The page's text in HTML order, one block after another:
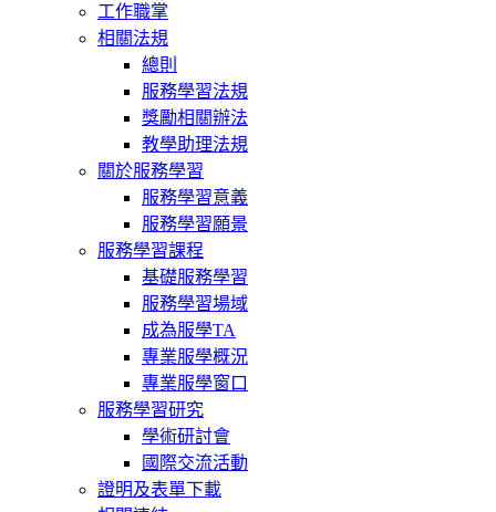
工作職掌
相關法規
總則
服務學習法規
獎勵相關辦法
教學助理法規
關於服務學習
服務學習意義
服務學習願景
服務學習課程
基礎服務學習
服務學習場域
成為服學TA
專業服學概況
專業服學窗口
服務學習研究
學術研討會
國際交流活動
證明及表單下載